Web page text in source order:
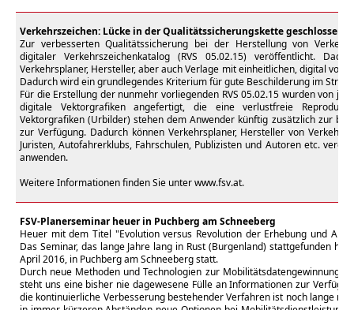
Verkehrszeichen: Lücke in der Qualitätssicherungskette geschlossen
Zur verbesserten Qualitätssicherung bei der Herstellung von
digitaler Verkehrszeichenkatalog (RVS 05.02.15) veröffentlicht.
Verkehrsplaner, Hersteller, aber auch Verlage mit einheitlichen, digital
Dadurch wird ein grundlegendes Kriterium für gute Beschilderung im
Für die Erstellung der nunmehr vorliegenden RVS 05.02.15 wurden von
digitale Vektorgrafiken angefertigt, die eine verlustfreie
Vektorgrafiken (Urbilder) stehen dem Anwender künftig zusätzlich zur
zur Verfügung. Dadurch können Verkehrsplaner, Hersteller von
Juristen, Autofahrerklubs, Fahrschulen, Publizisten und Autoren etc.
anwenden.
Weitere Informationen finden Sie unterwww.fsv.at.
FSV-Planerseminar heuer in Puchberg am Schneeberg
Heuer mit dem Titel "Evolution versus Revolution der Erhebung und
Das Seminar, das lange Jahre lang in Rust (Burgenland) stattgefunden
April 2016, in Puchberg am Schneeberg statt.
Durch neue Methoden und Technologien zur Mobilitätsdatengewinnung,
steht uns eine bisher nie dagewesene Fülle an Informationen zur
die kontinuierliche Verbesserung bestehender Verfahren ist noch lange